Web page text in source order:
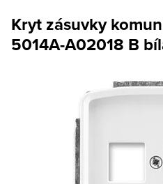
Kryt zásuvky
5014A-A02018 B